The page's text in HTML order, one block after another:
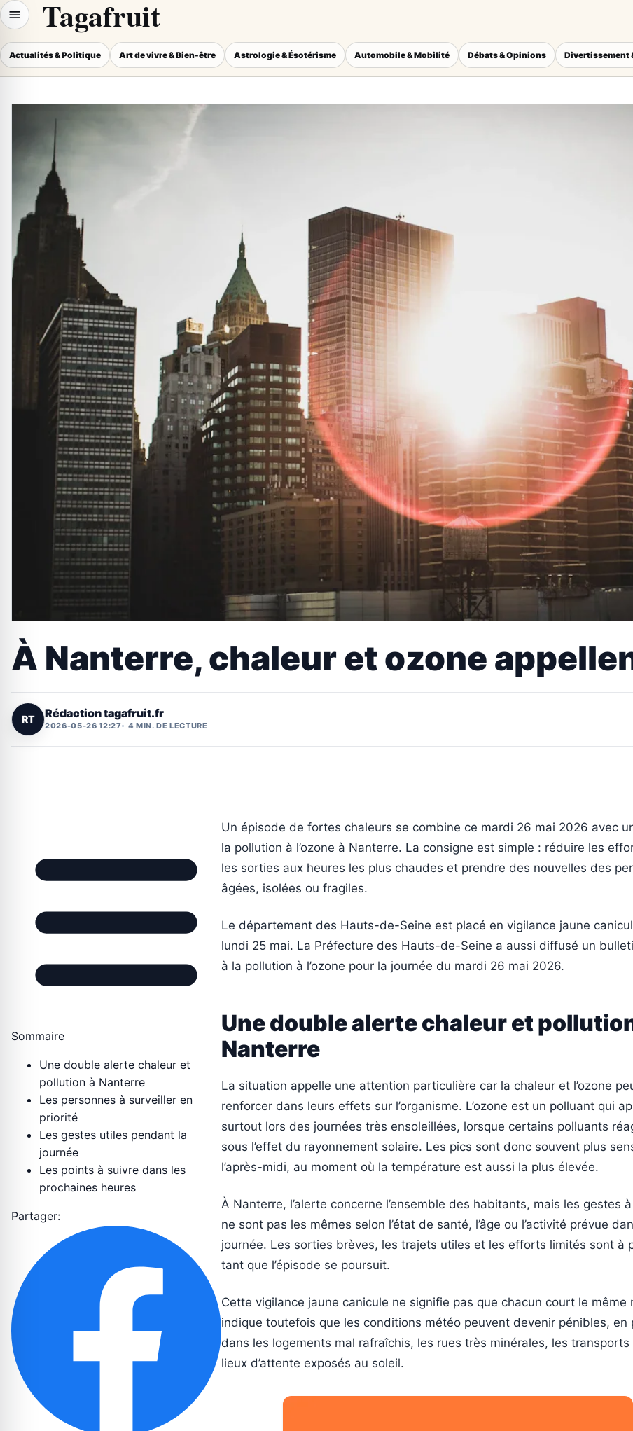
Tagafruit
Actualités & Politique Art de vivre & Bien-être Astrologie & Ésotérisme Automobile & Mobilité Débats & Opinions Divertissement
À Nanterre, chaleur et ozone
RT Rédaction tagafruit.fr
2026-05-26 12:27 4 MIN. DE LECTURE
Sommaire
Une double alerte chaleur et
pollution à Nanterre
Les personnes à surveiller en
priorité
Les gestes utiles pendant la
journée
Les points à suivre dans les
prochaines heures
Partager:
Un épisode de fortes chaleurs se combine ce mardi 26 mai 2026 avec
la pollution à l’ozone à Nanterre. La consigne est simple : réduire les
les sorties aux heures les plus chaudes et prendre des nouvelles des
âgées, isolées ou fragiles.
Le département des Hauts-de-Seine est placé en vigilance jaune
lundi 25 mai. La Préfecture des Hauts-de-Seine a aussi diffusé un
à la pollution à l’ozone pour la journée du mardi 26 mai 2026.
Une double alerte chaleur et
Nanterre
La situation appelle une attention particulière car la chaleur et l’ozone
renforcer dans leurs effets sur l’organisme. L’ozone est un polluant qui
surtout lors des journées très ensoleillées, lorsque certains polluants
sous l’effet du rayonnement solaire. Les pics sont donc souvent plus
l’après-midi, au moment où la température est aussi la plus élevée.
À Nanterre, l’alerte concerne l’ensemble des habitants, mais les gestes
ne sont pas les mêmes selon l’état de santé, l’âge ou l’activité prévue
journée. Les sorties brèves, les trajets utiles et les efforts limités sont à
tant que l’épisode se poursuit.
Cette vigilance jaune canicule ne signifie pas que chacun court le même
indique toutefois que les conditions météo peuvent devenir pénibles, en
dans les logements mal rafraîchis, les rues très minérales, les transports
lieux d’attente exposés au soleil.